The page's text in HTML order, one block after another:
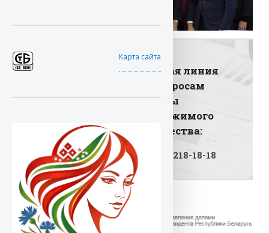
Горячая линия
по вопросам
аренды
недвижимого
имущества:
+375 17 218-18-18
Карта сайта